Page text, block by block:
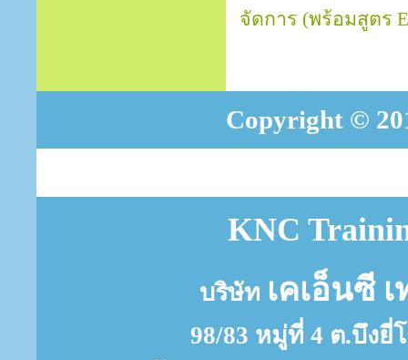
จัดการ (พร้อมสูตร
Copyright ©
KNC
บริษัท เคเอ็นซี
98/83 หมู่ที่ 4 ต.บึงยี่